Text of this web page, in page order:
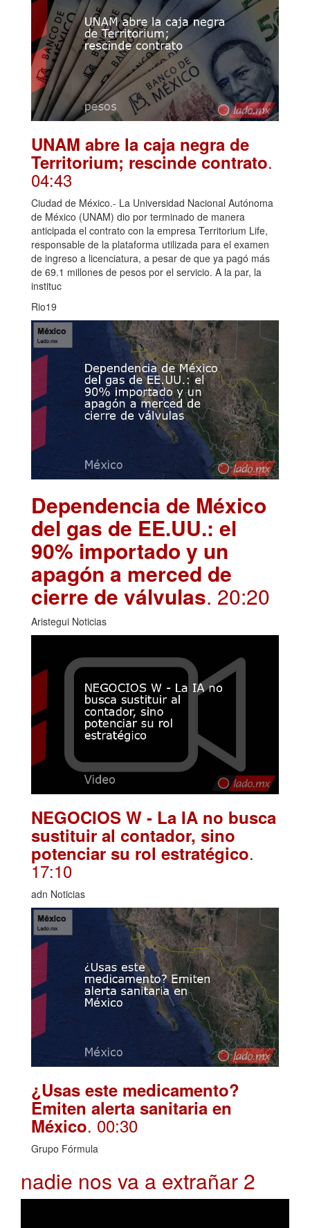
UNAM abre la caja negra de
Territorium; rescinde contrato.
04:43
Ciudad de México.- La Universidad Nacional Autónoma
de México (UNAM) dio por terminado de manera
anticipada el contrato con la empresa Territorium Life,
responsable de la plataforma utilizada para el examen
de ingreso a licenciatura, a pesar de que ya pagó más
de 69.1 millones de pesos por el servicio. A la par, la
instituc
Rio19
Dependencia de México
del gas de EE.UU.: el
90% importado y un
apagón a merced de
cierre de válvulas. 20:20
Aristegui Noticias
NEGOCIOS W - La IA no busca
sustituir al contador, sino
potenciar su rol estratégico.
17:10
adn Noticias
¿Usas este medicamento?
Emiten alerta sanitaria en
México. 00:30
Grupo Fórmula
nadie nos va a extrañar 2